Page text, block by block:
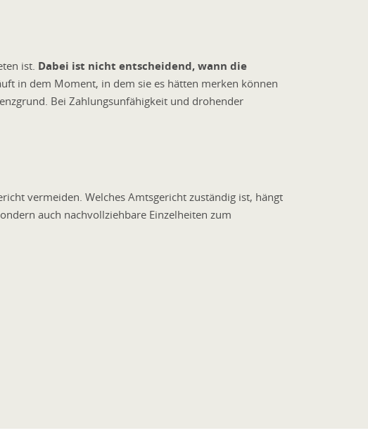
ist. Dabei ist nicht entscheidend, wann die
in dem Moment, in dem sie es hätten merken können
Bei Zahlungsunfähigkeit und drohender
vermeiden. Welches Amtsgericht zuständig ist, hängt
auch nachvollziehbare Einzelheiten zum